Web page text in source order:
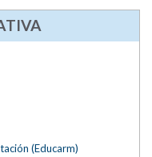
(Educarm)